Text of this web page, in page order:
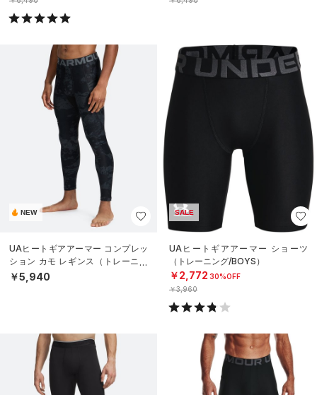
NEW
UAヒートギアアーマー コンプレッ
ション カモ レギンス（トレーニン
グ/MEN）
￥5,940
SALE
UAヒートギアアーマー ショーツ
（トレーニング/BOYS）
￥2,772 30%OFF
￥3,960